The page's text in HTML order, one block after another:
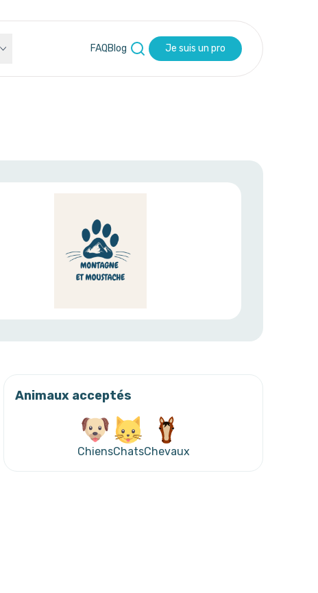
FAQBlog Je suis un pro
Animaux acceptés
ChiensChatsChevaux